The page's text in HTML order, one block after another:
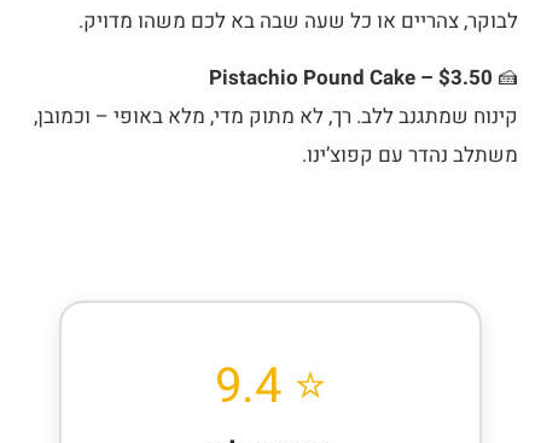
לבוקר, צהריים או כל שעה שבה בא לכם משהו מדויק.
🍰
Pistachio Pound Cake – $3.50
קינוח שמתגנב ללב. רך, לא מתוק מדי, מלא באופי – וכמובן,
משתלב נהדר עם קפוצ’ינו.
⭐ 9.4